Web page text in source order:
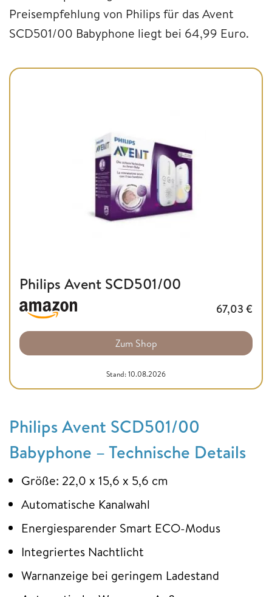
Preisempfehlung von Philips für das Avent
SCD501/00 Babyphone liegt bei 64,99 Euro.
Philips Avent SCD501/00
67,03 €
Zum Shop
Stand: 10.08.2026
Philips Avent SCD501/00
Babyphone – Technische Details
Größe: 22,0 x 15,6 x 5,6 cm
Automatische Kanalwahl
Energiesparender Smart ECO-Modus
Integriertes Nachtlicht
Warnanzeige bei geringem Ladestand